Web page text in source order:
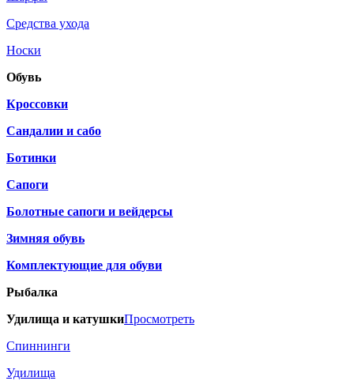
Средства ухода
Носки
Обувь
Кроссовки
Сандалии и сабо
Ботинки
Сапоги
Болотные сапоги и вейдерсы
Зимняя обувь
Комплектующие для обуви
Рыбалка
Удилища и катушкиПросмотреть
Спиннинги
Удилища